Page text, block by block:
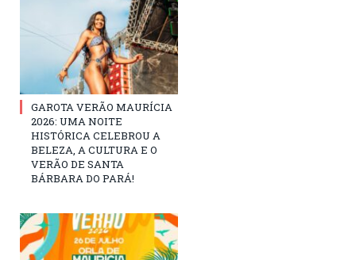
GAROTA VERÃO MAURÍCIA
2026: UMA NOITE
HISTÓRICA CELEBROU A
BELEZA, A CULTURA E O
VERÃO DE SANTA
BÁRBARA DO PARÁ!